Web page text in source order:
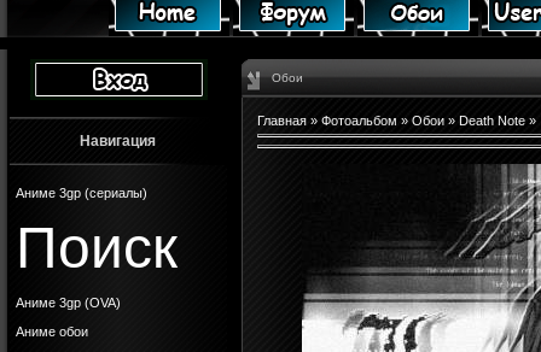
Навигация
Аниме 3gp (сериалы)
Поиск
Аниме 3gp (OVA)
Аниме обои
Обои
Главная » Фотоальбом » Обои » Death Note »